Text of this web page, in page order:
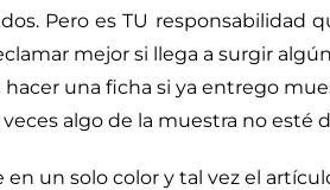
Pero es TU responsabilidad
mejor si llega a surgir
una ficha si ya entrego
algo de la muestra no esté
en un solo color y tal vez el